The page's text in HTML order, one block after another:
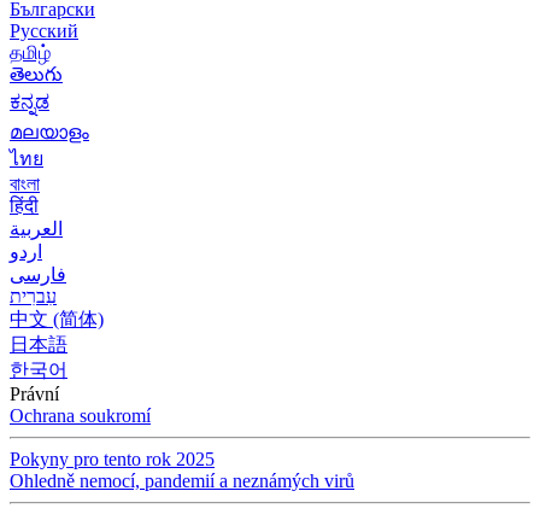
Български
Русский
தமிழ்
తెలుగు
ಕನ್ನಡ
മലയാളം
ไทย
বাংলা
हिंदी
العربية
اردو
فارسی
עִברִית
中文 (简体)
日本語
한국어
Právní
Ochrana soukromí
Pokyny pro tento rok 2025
Ohledně nemocí, pandemií a neznámých virů